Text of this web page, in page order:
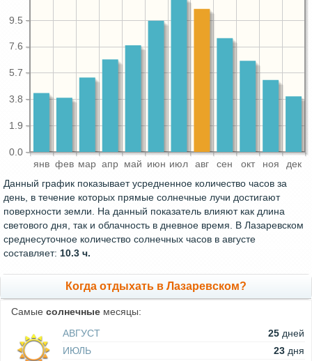
янв фев мар апр май июн июл авг сен окт ноя дек
0.0
1.9
3.8
5.7
7.6
9.5
Данный график показывает усредненное количество часов за
день, в течение которых прямые солнечные лучи достигают
поверхности земли. На данный показатель влияют как длина
светового дня, так и облачность в дневное время. В Лазаревском
среднесуточное количество солнечных часов в августе
составляет: 10.3 ч.
Когда отдыхать в Лазаревском?
Самые солнечные месяцы:
АВГУСТ
25 дней
ИЮЛЬ
23 дня